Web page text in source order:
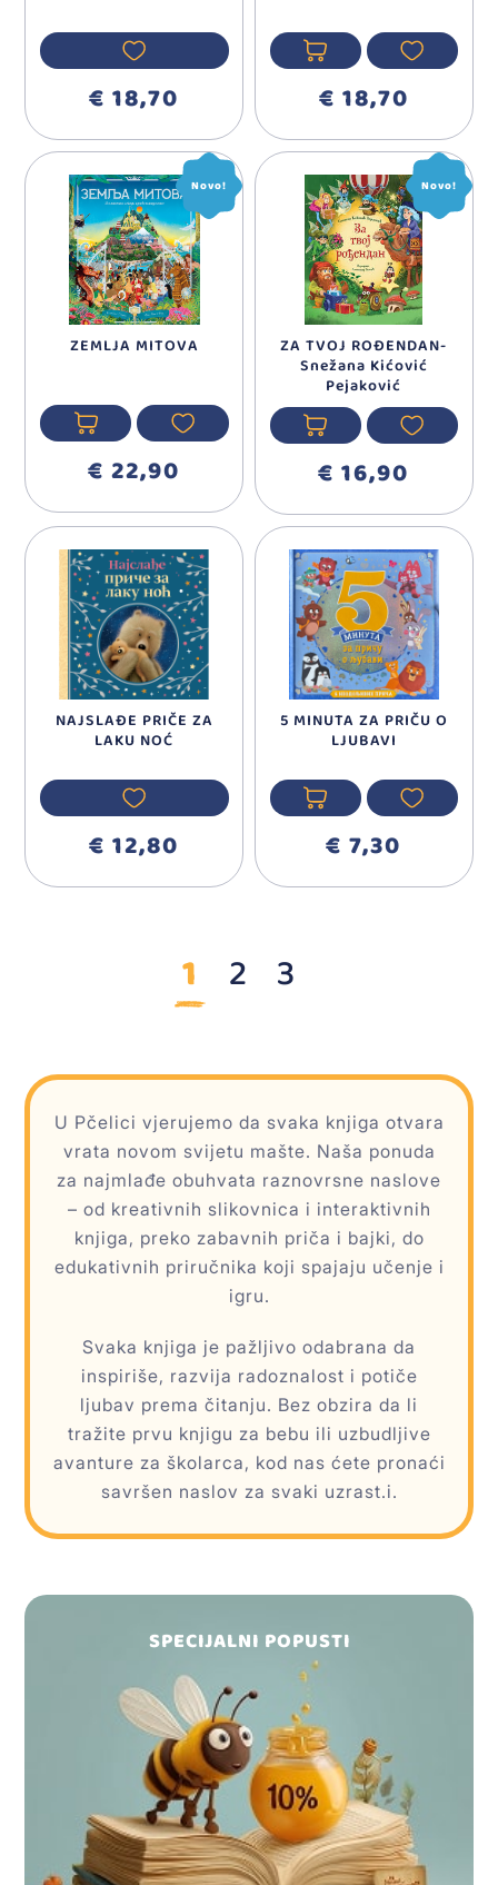
SPECIJALNI POPUSTI
€ 18,70 € 18,70
Novo!
ZEMLJA MITOVA
€ 22,90
Novo!
ZA TVOJ ROĐENDAN-
Snežana Kićović
Pejaković
€ 16,90
NAJSLAĐE PRIČE ZA
LAKU NOĆ
€ 12,80
5 MINUTA ZA PRIČU O
LJUBAVI
€ 7,30
1 2 3
U Pčelici vjerujemo da svaka knjiga otvara
vrata novom svijetu mašte. Naša ponuda
za najmlađe obuhvata raznovrsne naslove
– od kreativnih slikovnica i interaktivnih
knjiga, preko zabavnih priča i bajki, do
edukativnih priručnika koji spajaju učenje i
igru.
Svaka knjiga je pažljivo odabrana da
inspiriše, razvija radoznalost i potiče
ljubav prema čitanju. Bez obzira da li
tražite prvu knjigu za bebu ili uzbudljive
avanture za školarca, kod nas ćete pronaći
savršen naslov za svaki uzrast.i.